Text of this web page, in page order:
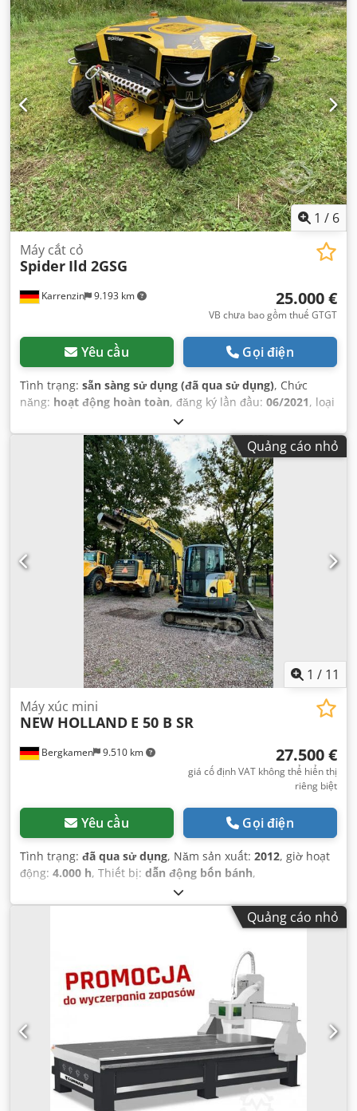
1 / 6
Karrenzin 9.193 km
Máy cắt cỏ
Spider Ild 2GSG
25.000 €
VB chưa bao gồm thuế GTGT
Yêu cầu Gọi điện
Tình trạng: sẵn sàng sử dụng (đã qua sử dụng), Chức
năng: hoạt động hoàn toàn, đăng ký lần đầu: 06/2021, loại
vàng
hoạt động:150 h, Thiết bị:dẫn động bốn bánh, tời cáp,
Quảng cáo nhỏ
1 / 11
Bergkamen 9.510 km
Máy xúc mini
NEW HOLLAND E 50 B SR
27.500 €
giá cố định VAT không thể hiển thị
riêng biệt
Yêu cầu Gọi điện
Tình trạng: đã qua sử dụng, Năm sản xuất: 2012, giờ hoạt
động: 4.000 h, Thiết bị: dẫn động bốn bánh,
Quảng cáo nhỏ